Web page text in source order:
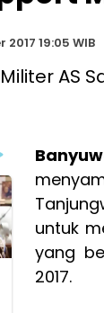
19:05 WIB
untuk
yang
2017.